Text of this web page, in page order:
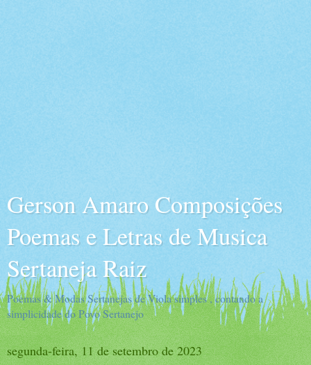
Gerson Amaro Composições
Poemas e Letras de Musica
Sertaneja Raiz
Poemas & Modas Sertanejas de Viola simples , contando a
simplicidade do Povo Sertanejo
segunda-feira, 11 de setembro de 2023